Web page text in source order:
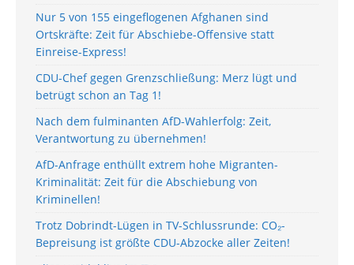
Nur 5 von 155 eingeflogenen Afghanen sind
Ortskräfte: Zeit für Abschiebe-Offensive statt
Einreise-Express!
CDU-Chef gegen Grenzschließung: Merz lügt und
betrügt schon an Tag 1!
Nach dem fulminanten AfD-Wahlerfolg: Zeit,
Verantwortung zu übernehmen!
AfD-Anfrage enthüllt extrem hohe Migranten-
Kriminalität: Zeit für die Abschiebung von
Kriminellen!
Trotz Dobrindt-Lügen in TV-Schlussrunde: CO₂-
Bepreisung ist größte CDU-Abzocke aller Zeiten!